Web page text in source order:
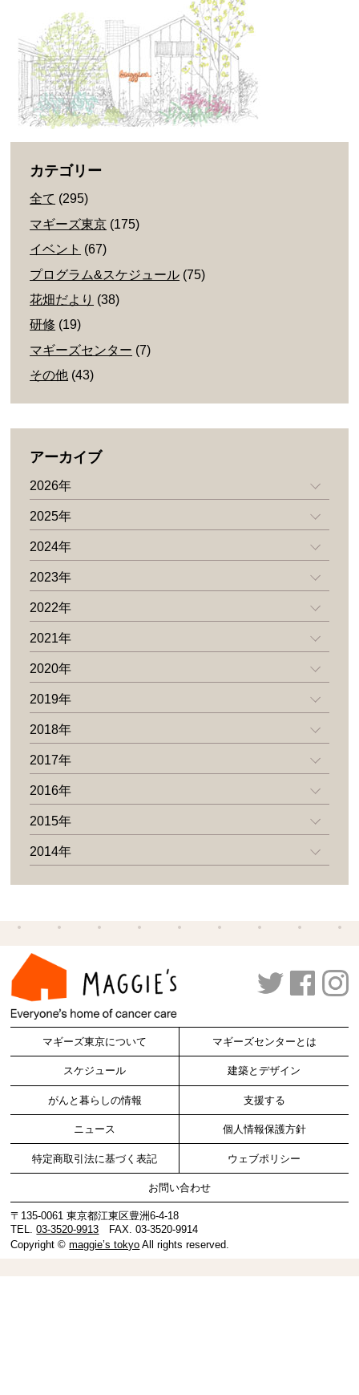
カテゴリー
全て (295)
マギーズ東京 (175)
イベント (67)
プログラム&スケジュール (75)
花畑だより (38)
研修 (19)
マギーズセンター (7)
その他 (43)
アーカイブ
2026年
2025年
2024年
2023年
2022年
2021年
2020年
2019年
2018年
2017年
2016年
2015年
2014年
マギーズ東京について マギーズセンターとは
スケジュール 建築とデザイン
がんと暮らしの情報 支援する
ニュース 個人情報保護方針
特定商取引法に基づく表記 ウェブポリシー
お問い合わせ
〒135-0061 東京都江東区豊洲6-4-18
TEL.03-3520-9913 FAX. 03-3520-9914
Copyright ©maggie’s tokyo All rights reserved.